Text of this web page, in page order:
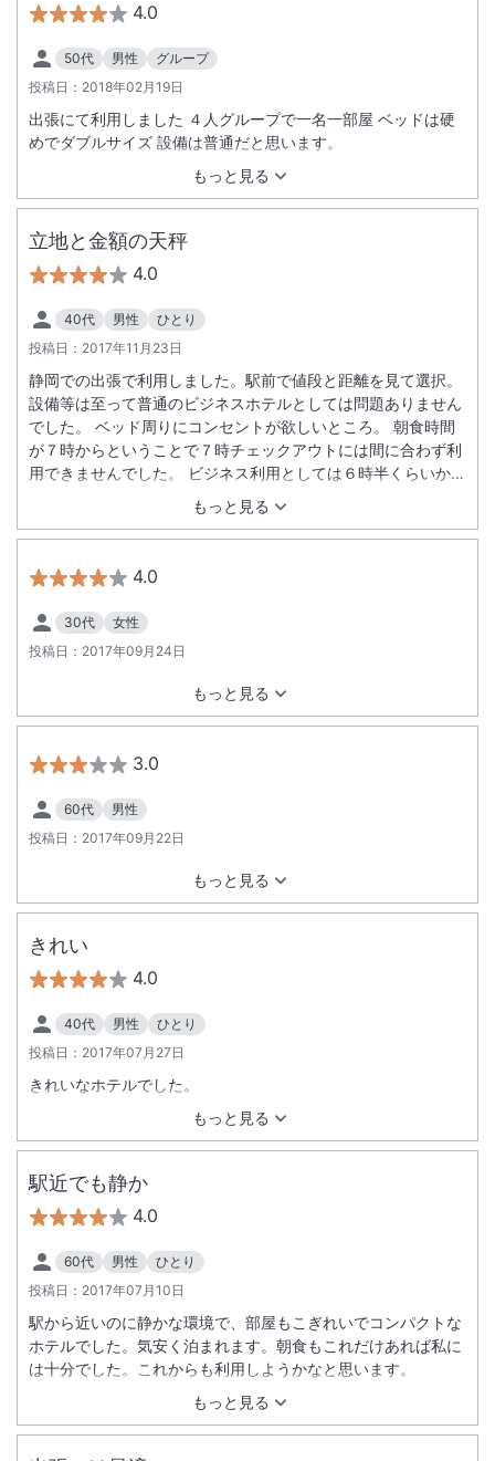
4.0
50代 男性
グループ
投稿日： 2018年02月19日
もっと見る
出張にて利用しました ４人グループで一名一部屋 ベッドは硬
めでダブルサイズ 設備は普通だと思います。
立地と金額の天秤
4.0
40代 男性
ひとり
投稿日： 2017年11月23日
もっと見る
静岡での出張で利用しました。駅前で値段と距離を見て選択。
設備等は至って普通のビジネスホテルとしては問題ありません
でした。 ベッド周りにコンセントが欲しいところ。 朝食時間
が７時からということで７時チェックアウトには間に合わず利
用できませんでした。 ビジネス利用としては６時半くらいから
始めてくれるとありがたい。 あとはホテル周りのコンビニまで
の距離かなぁ・・・（スリーエフは利用しないし）。
4.0
30代
女性
投稿日： 2017年09月24日
もっと見る
3.0
60代
男性
投稿日： 2017年09月22日
もっと見る
きれい
4.0
40代 男性
ひとり
投稿日： 2017年07月27日
もっと見る
きれいなホテルでした。
駅近でも静か
4.0
60代 男性
ひとり
投稿日： 2017年07月10日
もっと見る
駅から近いのに静かな環境で、部屋もこぎれいでコンパクトな
ホテルでした。気安く泊まれます。朝食もこれだけあれば私に
は十分でした。これからも利用しようかなと思います。